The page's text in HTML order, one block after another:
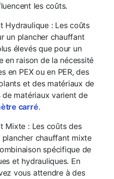
les coûts.
Hydraulique : Les coûts
un plancher chauffant
élevés que pour un
en raison de la nécessité
en PEX ou en PER, des
et des matériaux de
matériaux varient de
carré.
Mixte : Les coûts des
chauffant mixte
spécifique de
et hydrauliques. En
vous attendre à des